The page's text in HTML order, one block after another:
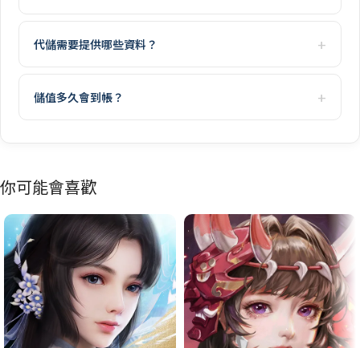
代儲需要提供哪些資料？
儲值多久會到帳？
你可能會喜歡